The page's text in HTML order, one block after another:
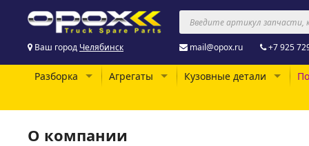
Ваш город Челябинск mail@opox.ru +7 925
Разборка Агрегаты Кузовные детали
О компании